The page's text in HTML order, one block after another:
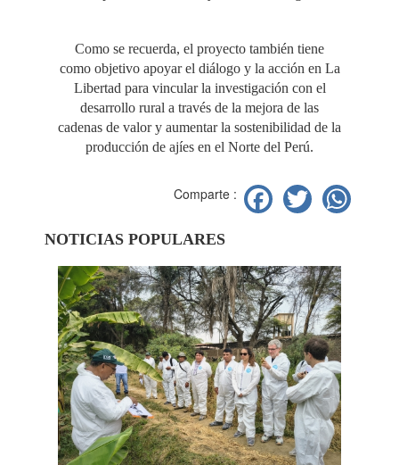
Como se recuerda, el proyecto también tiene
como objetivo apoyar el diálogo y la acción en La
Libertad para vincular la investigación con el
desarrollo rural a través de la mejora de las
cadenas de valor y aumentar la sostenibilidad de la
producción de ajíes en el Norte del Perú.
Comparte : Facebook
Twitter
NOTICIAS POPULARES